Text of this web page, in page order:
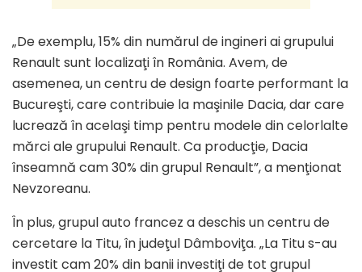
„De exemplu, 15% din numărul de ingineri ai grupului
Renault sunt localizaţi în România. Avem, de
asemenea, un centru de design foarte performant la
Bucureşti, care contribuie la maşinile Dacia, dar care
lucrează în acelaşi timp pentru modele din celorlalte
mărci ale grupului Renault. Ca producţie, Dacia
înseamnă cam 30% din grupul Renault”, a menţionat
Nevzoreanu.
În plus, grupul auto francez a deschis un centru de
cercetare la Titu, în judeţul Dâmboviţa. „La Titu s-au
investit cam 20% din banii investiţi de tot grupul